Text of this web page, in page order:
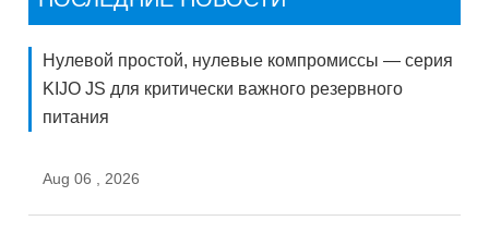
Нулевой простой, нулевые компромиссы — серия
KIJO JS для критически важного резервного
питания
Aug 06 , 2026